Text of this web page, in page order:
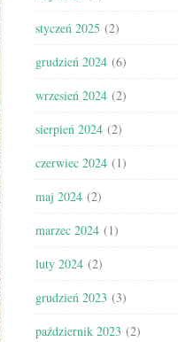
styczeń 2025 (2)
grudzień 2024 (6)
wrzesień 2024 (2)
sierpień 2024 (2)
czerwiec 2024 (1)
maj 2024 (2)
marzec 2024 (1)
luty 2024 (2)
grudzień 2023 (3)
październik 2023 (2)